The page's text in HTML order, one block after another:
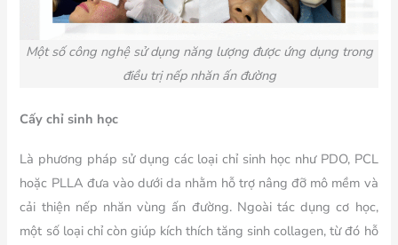
Một số công nghệ sử dụng năng lượng được ứng dụng trong
điều trị nếp nhăn ấn đường
Cấy chỉ sinh học
Là phương pháp sử dụng các loại chỉ sinh học như PDO, PCL
hoặc PLLA đưa vào dưới da nhằm hỗ trợ nâng đỡ mô mềm và
cải thiện nếp nhăn vùng ấn đường. Ngoài tác dụng cơ học,
một số loại chỉ còn giúp kích thích tăng sinh collagen, từ đó hỗ